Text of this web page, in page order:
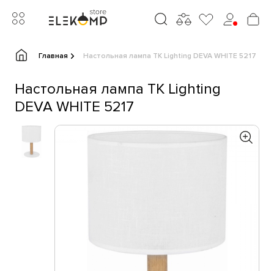
Главная Настольная лампа TK Lighting DEVA WHITE 5217
Настольная лампа TK Lighting
DEVA WHITE 5217